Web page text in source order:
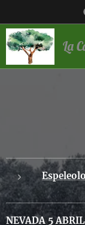
La
NEVADA 5